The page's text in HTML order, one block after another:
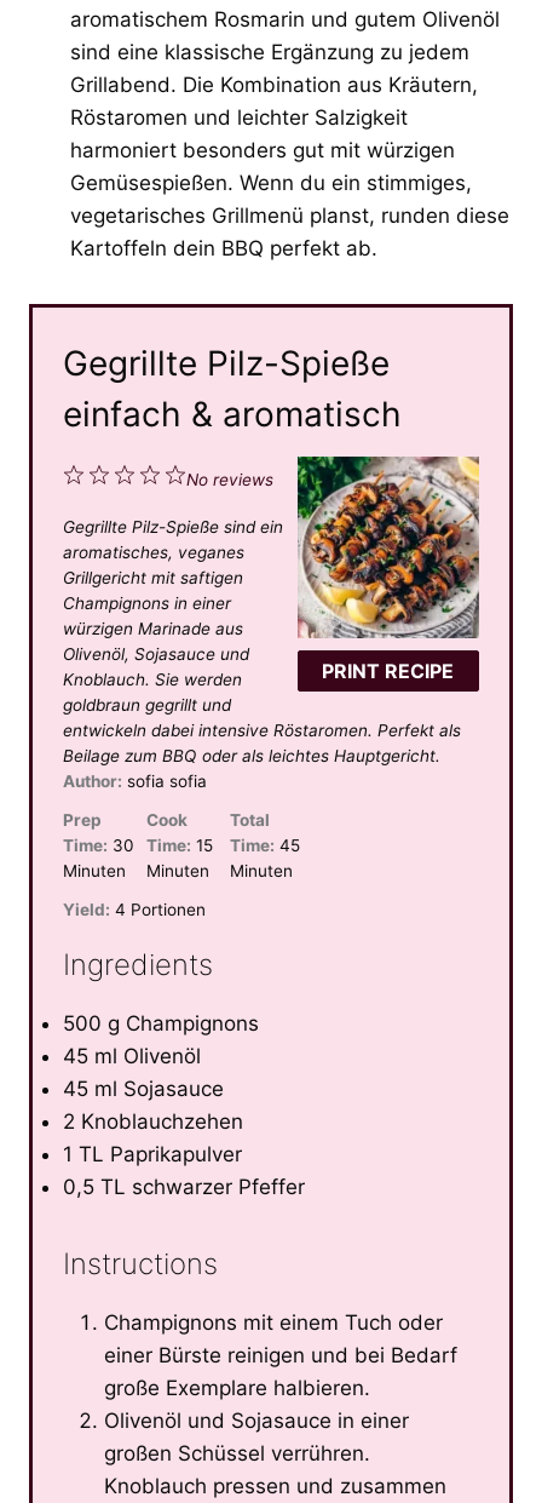
aromatischem Rosmarin und gutem Olivenöl
sind eine klassische Ergänzung zu jedem
Grillabend. Die Kombination aus Kräutern,
Röstaromen und leichter Salzigkeit
harmoniert besonders gut mit würzigen
Gemüsespießen. Wenn du ein stimmiges,
vegetarisches Grillmenü planst, runden diese
Kartoffeln dein BBQ perfekt ab.
Gegrillte Pilz-Spieße
einfach & aromatisch
PRINT RECIPE
5
t
a
r
s
4
t
a
r
s
3
t
a
r
s
2
t
a
r
s
1
t
a
r
No reviews
Gegrillte Pilz-Spieße sind ein
aromatisches, veganes
Grillgericht mit saftigen
Champignons in einer
würzigen Marinade aus
Olivenöl, Sojasauce und
Knoblauch. Sie werden
goldbraun gegrillt und
entwickeln dabei intensive Röstaromen. Perfekt als
Beilage zum BBQ oder als leichtes Hauptgericht.
Author: sofia sofia
Prep
Time: 30
Minuten
Cook
Time: 15
Minuten
Total
Time: 45
Minuten
Yield: 4 Portionen
Ingredients
500 g Champignons
45 ml Olivenöl
45 ml Sojasauce
2 Knoblauchzehen
1 TL Paprikapulver
0,5 TL schwarzer Pfeffer
Instructions
Champignons mit einem Tuch oder
einer Bürste reinigen und bei Bedarf
große Exemplare halbieren.
Olivenöl und Sojasauce in einer
großen Schüssel verrühren.
Knoblauch pressen und zusammen